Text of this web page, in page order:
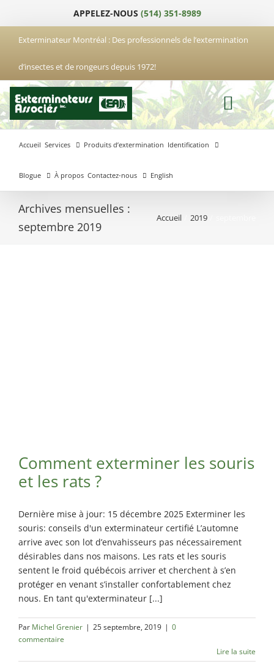
contenu
APPELEZ-NOUS (514) 351-8989
Exterminateur Montréal : Des professionnels de l’extermination
d’insectes et de rongeurs depuis 1972!
Accueil Services Produits d’extermination Identification
Blogue À propos Contactez-nous
Exterminateur
Anjou
Trembles
Exterminateur
Extension
Exterminateur
Rosemont / La
Petite Patrie
Exterminateur
Rivière-des-
Exterminateur
Exterminateur
Exterminateur
English
Archives mensuelles :
septembre 2019
Accueil 2019
Comment exterminer les souris
et les rats ?
Dernière mise à jour: 15 décembre 2025 Exterminer les
souris: conseils d'un exterminateur certifié L’automne
arrive avec son lot d’envahisseurs pas nécessairement
désirables dans nos maisons. Les rats et les souris
sentent le froid québécois arriver et cherchent à s’en
protéger en venant s’installer confortablement chez
nous. En tant qu'exterminateur [...]
Par Michel Grenier | 25 septembre, 2019 | 0
commentaire
Lire la suite